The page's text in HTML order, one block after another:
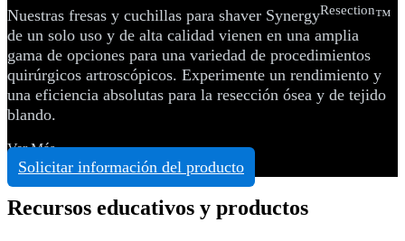
Nuestras fresas y cuchillas para shaver SynergyResection™
de un solo uso y de alta calidad vienen en una amplia
gama de opciones para una variedad de procedimientos
quirúrgicos artroscópicos. Experimente un rendimiento y
una eficiencia absolutas para la resección ósea y de tejido
blando.
Ver Más
Solicitar información del producto
Recursos educativos y productos